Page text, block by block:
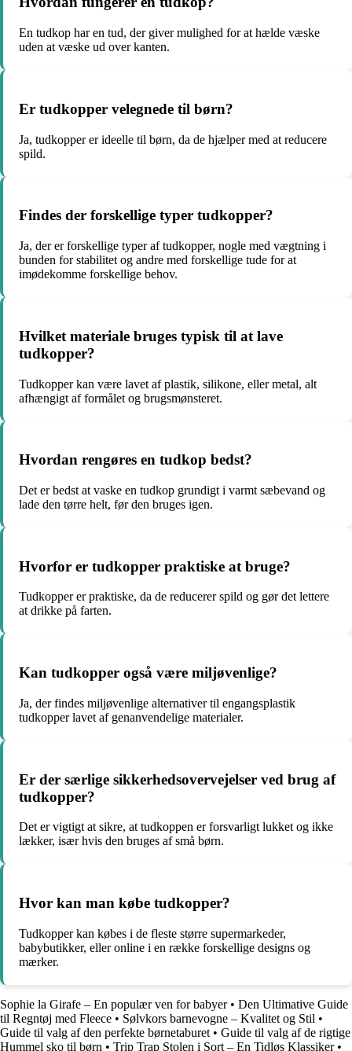
En tudkop har en tud, der giver mulighed for at hælde væske
uden at væske ud over kanten.
Er tudkopper velegnede til børn?
Ja, tudkopper er ideelle til børn, da de hjælper med at reducere
spild.
Findes der forskellige typer tudkopper?
Ja, der er forskellige typer af tudkopper, nogle med vægtning i
bunden for stabilitet og andre med forskellige tude for at
imødekomme forskellige behov.
Hvilket materiale bruges typisk til at lave
tudkopper?
Tudkopper kan være lavet af plastik, silikone, eller metal, alt
afhængigt af formålet og brugsmønsteret.
Hvordan rengøres en tudkop bedst?
Det er bedst at vaske en tudkop grundigt i varmt sæbevand og
lade den tørre helt, før den bruges igen.
Hvorfor er tudkopper praktiske at bruge?
Tudkopper er praktiske, da de reducerer spild og gør det lettere
at drikke på farten.
Kan tudkopper også være miljøvenlige?
Ja, der findes miljøvenlige alternativer til engangsplastik
tudkopper lavet af genanvendelige materialer.
Er der særlige sikkerhedsovervejelser ved brug af
tudkopper?
Det er vigtigt at sikre, at tudkoppen er forsvarligt lukket og ikke
lækker, især hvis den bruges af små børn.
Hvor kan man købe tudkopper?
Tudkopper kan købes i de fleste større supermarkeder,
babybutikker, eller online i en række forskellige designs og
mærker.
Sophie la Girafe – En populær ven for babyer• Den Ultimative Guide
til Regntøj med Fleece • Sølvkors barnevogne – Kvalitet og Stil •
Guide til valg af den perfekte børnetaburet • Guide til valg af de rigtige
Hummel sko til børn • Trip Trap Stolen i Sort – En Tidløs Klassiker•